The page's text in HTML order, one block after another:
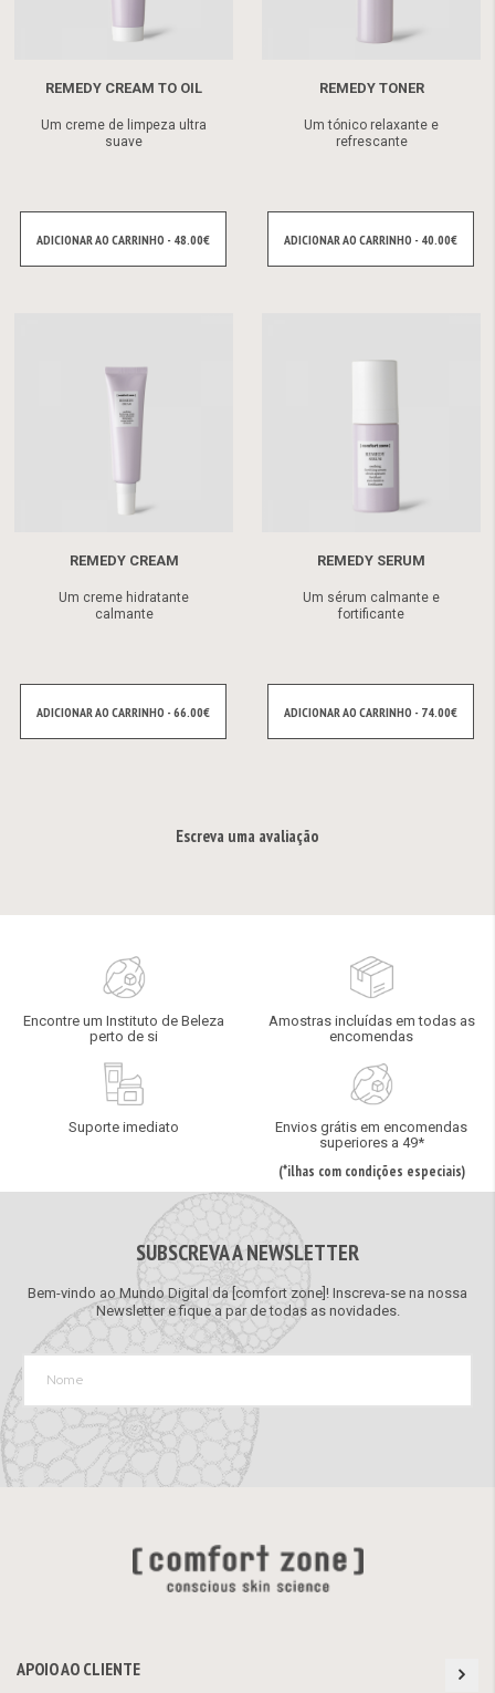
REMEDY CREAM TO OIL
Um creme de limpeza ultra
suave
ADICIONAR AO CARRINHO - 48.00€
REMEDY TONER
Um tónico relaxante e
refrescante
ADICIONAR AO CARRINHO - 40.00€
REMEDY CREAM
Um creme hidratante
calmante
ADICIONAR AO CARRINHO - 66.00€
REMEDY SERUM
Um sérum calmante e
fortificante
ADICIONAR AO CARRINHO - 74.00€
Escreva uma avaliação
Encontre um Instituto de Beleza
perto de si
Amostras incluídas em todas as
encomendas
Suporte imediato
Envios grátis em encomendas
superiores a 49*
(*ilhas com condições especiais)
SUBSCREVA A NEWSLETTER
Bem-vindo ao Mundo Digital da [comfort zone]! Inscreva-se na nossa
Newsletter e fique a par de todas as novidades.
APOIO AO CLIENTE